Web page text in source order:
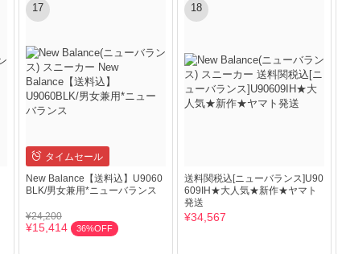
17
タイムセール
New Balance【送料込】U9060
BLK/男女兼用*ニューバランス
¥24,200
¥15,414 36%OFF
18
送料関税込[ニューバランス]U90
609IH★大人気★新作★ヤマト
発送
¥34,567